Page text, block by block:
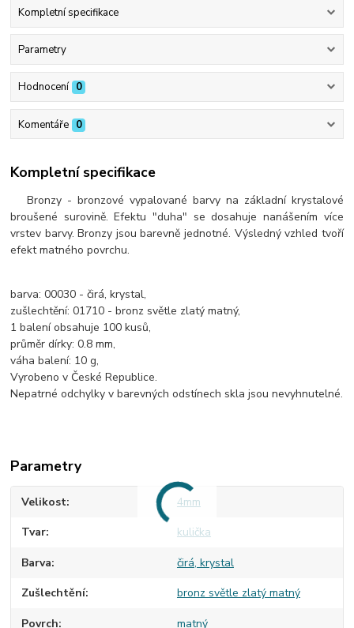
Kompletní specifikace
Parametry
Hodnocení 0
Komentáře 0
Kompletní specifikace
Bronzy - bronzové vypalované barvy na základní krystalové
broušené surovině. Efektu "duha" se dosahuje nanášením více
vrstev barvy. Bronzy jsou barevně jednotné. Výsledný vzhled tvoří
efekt matného povrchu.
barva: 00030 - čirá, krystal,
zušlechtění: 01710 - bronz světle zlatý matný,
1 balení obsahuje 100 kusů,
průměr dírky: 0.8 mm,
váha balení: 10 g,
Vyrobeno v České Republice.
Nepatrné odchylky v barevných odstínech skla jsou nevyhnutelné.
Parametry
Velikost 4mm
Tvar kulička
Barva čirá, krystal
Zušlechtění bronz světle zlatý matný
Povrch matný